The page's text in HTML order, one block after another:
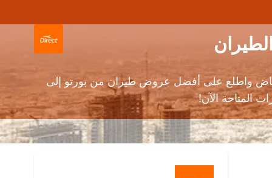
واطلع على أفضل عروض طيران من بورتو إلى
المتاحة الآن!